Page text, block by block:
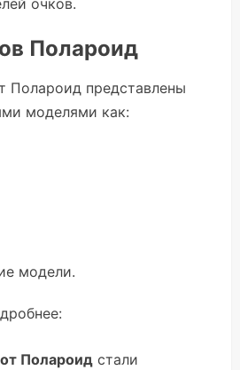
очков.
Полароид
Полароид представлены
моделями как:
модели.
Полароид стали